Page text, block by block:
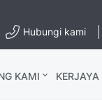
Hubungi kami
KAMI KERJAYA